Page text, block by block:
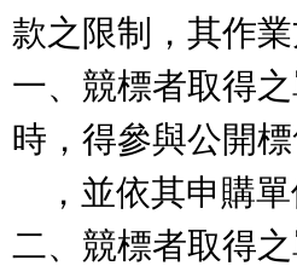
款之限制，其作
一、競標者取得
時，得參與公開標
二、競標者取得